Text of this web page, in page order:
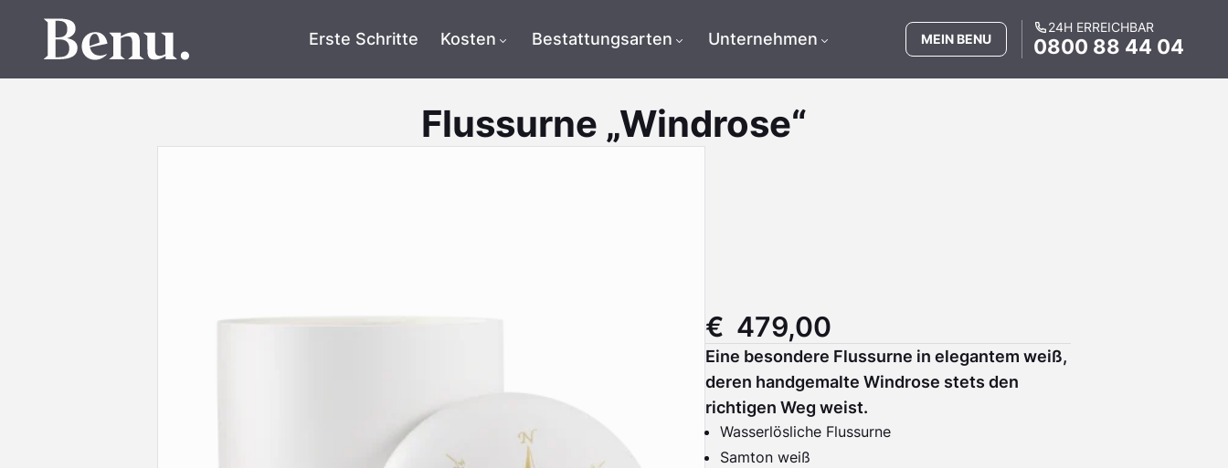
Erste Schritte Kosten Bestattungsarten Unternehmen MEIN BENU
24H ERREICHBAR
0800 88 44 04
Flussurne „Windrose“
€ 479,00
Eine besondere Flussurne in elegantem weiß,
deren handgemalte Windrose stets den
richtigen Weg weist.
Wasserlösliche Flussurne
Samton weiß